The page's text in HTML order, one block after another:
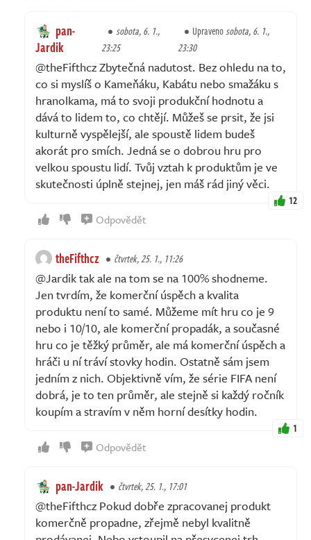
pan-
Jardik
sobota, 6. 1.,
23:25
Upravenosobota, 6. 1.,
23:30
@theFifthcz Zbytečná nadutost. Bez ohledu na to,
co si myslíš o Kameňáku, Kabátu nebo smažáku s
hranolkama, má to svoji produkční hodnotu a
dává to lidem to, co chtějí. Můžeš se prsit, že jsi
kulturně vyspělejší, ale spoustě lidem budeš
akorát pro smích. Jedná se o dobrou hru pro
velkou spoustu lidí. Tvůj vztah k produktům je ve
skutečnosti úplně stejnej, jen máš rád jiný věci.
12
Odpovědět
theFifthcz čtvrtek, 25. 1., 11:26
@Jardik tak ale na tom se na 100% shodneme.
Jen tvrdím, že komerční úspěch a kvalita
produktu není to samé. Můžeme mít hru co je 9
nebo i 10/10, ale komerční propadák, a současné
hru co je těžký průměr, ale má komerční úspěch a
hráči u ní tráví stovky hodin. Ostatně sám jsem
jedním z nich. Objektivně vím, že série FIFA není
dobrá, je to ten průměr, ale stejně si každý ročník
koupím a stravím v něm horní desítky hodin.
1
Odpovědět
pan-Jardik čtvrtek, 25. 1., 17:01
@theFifthcz Pokud dobře zpracovanej produkt
komerčně propadne, zřejmě nebyl kvalitně